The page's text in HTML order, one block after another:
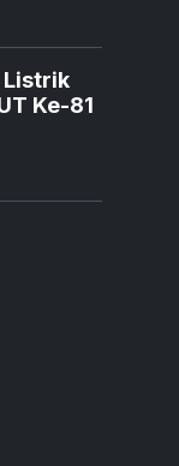
Listrik
Ke-81